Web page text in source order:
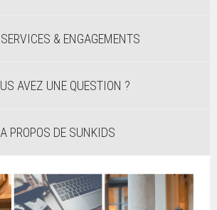
& ENGAGEMENTS
AVEZ UNE QUESTION ?
A PROPOS DE SUNKIDS